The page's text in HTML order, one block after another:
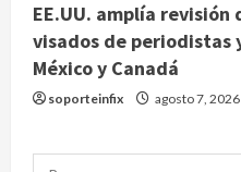
EE.UU. amplía revisión
visados de periodistas
México y Canadá
soporteinfix agosto 7, 2026
Buscar:
Ángela
agosto 7,